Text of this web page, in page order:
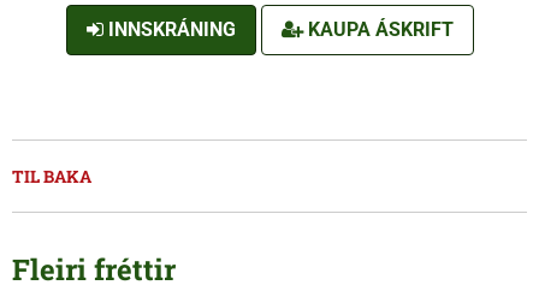
INNSKRÁNING KAUPA ÁSKRIFT
TIL BAKA
Fleiri fréttir